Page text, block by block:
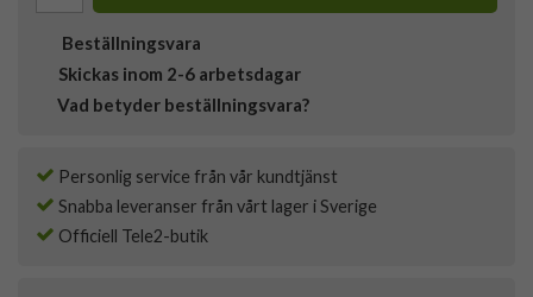
Beställningsvara
Skickas inom 2-6 arbetsdagar
Vad betyder beställningsvara?
Personlig service från vår kundtjänst
Snabba leveranser från vårt lager i Sverige
Officiell Tele2-butik